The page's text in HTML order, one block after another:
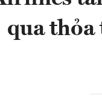
qua thỏa